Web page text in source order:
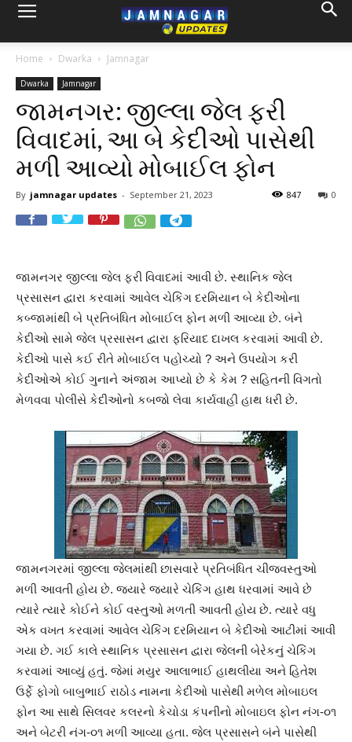
Home Dwarka Jamnagar
Dwarka Jamnagar
જામનગર: જીલ્લા જેલ ફરી
વિવાદમાં, આ બે કેદીઓ પાસેથી
મળી આવ્યો મોબાઈલ ફોન
By jamnagar updates - September 21, 2023 0
847
જામનગર જીલ્લા જેલ ફરી વિવાદમાં આવી છે. સ્થાનિક જેલ
પ્રસાસન દ્વારા કરવામાં આવેલ ચેકિંગ દરમિયાન બે કેદીઓના
કબ્જામાંથી બે પ્રતિબંધિત મોબાઈલ ફોન મળી આવ્યા છે. બંને
કેદીઓ સામે જેલ પ્રસાસન દ્વારા ફરિયાદ દાખલ કરવામાં આવી છે.
કેદીઓ પાસે કઈ રીતે મોબાઈલ પહોચ્યો ? અને ઉપયોગ કરી
કેદીઓએ કોઈ ગુનાને અંજામ આપ્યો છે કે કેમ ? સહિતની વિગતો
મેળવવા પોલીસે કેદીઓનો કબજો લેવા કાર્યવાહી હાથ ધરી છે.
જામનગરમાં જીલ્લા જેલમાંથી છાસવારે પ્રતિબંધિત ચીજવસ્તુઓ
મળી આવતી હોય છે. જયારે જયારે ચેકિંગ હાથ ધરવામાં આવે છે
ત્યારે ત્યારે કોઈને કોઈ વસ્તુઓ મળતી આવતી હોય છે. ત્યારે વધુ
એક વખત કરવામાં આવેલ ચેકિંગ દરમિયાન બે કેદીઓ આટીમાં આવી
ગયા છે. ગઈ કાલે સ્થાનિક પ્રસાસન દ્વારા જેલની બેરેકનું ચેકિંગ
કરવામાં આવ્યું હતું. જેમાં મયુર આલાભાઈ હાથલીયા અને હિતેશ
ઉર્ફે ફોગો બાબુભાઈ રાઠોડ નામના કેદીઓ પાસેથી મળેલ મોબાઇલ
ફોન આ સાથે સિલવર કલરનો કેચોડા કંપનીનો મોબાઇલ ફોન નંગ-૦૧
અને બેટરી નંગ-૦૧ મળી આવ્યા હતા. જેલ પ્રસાસને બંને પાસેથી